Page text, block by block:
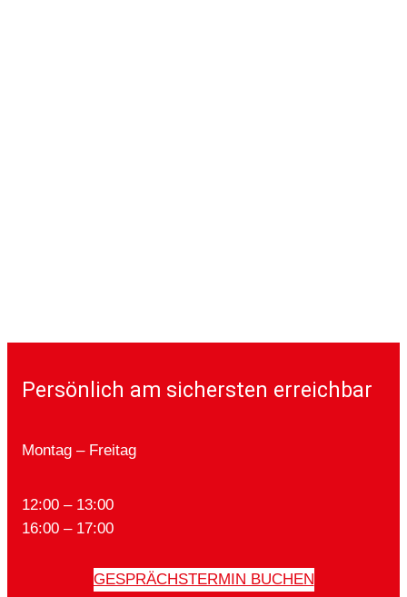
Persönlich am sichersten erreichbar
Montag – Freitag
12:00 – 13:00
16:00 – 17:00
GESPRÄCHSTERMIN BUCHEN